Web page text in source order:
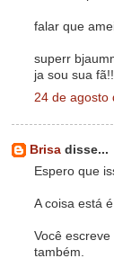
falar que
superr
ja sou sua
24 de agosto
Brisa disse...
Espero que
A coisa está
Você
também.